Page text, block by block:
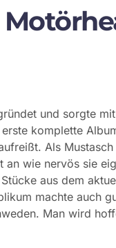
und sorgte
komplette
Als
wie nervös sie
aus dem
machte auch
Man wird